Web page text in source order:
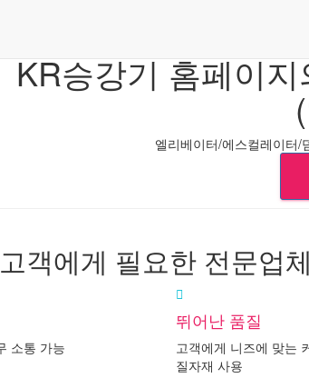
KR승강기 홈페이
엘리베이터/에스컬레이터/
고객에게 필요한 전문업
소통 가능
뛰어난 품질
고객에게 니즈에 맞는
질자재 사용